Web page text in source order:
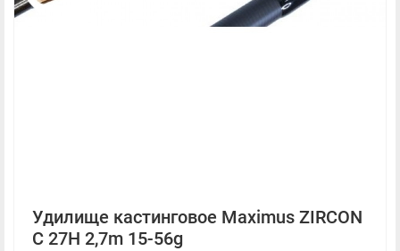
Удилище кастинговое Maximus ZIRCON
C 27H 2,7m 15-56g